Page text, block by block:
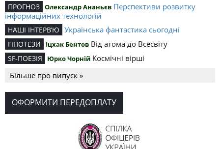
ПРОГНОЗ Олександр Ананьєв Перспективи розвитку
інформаційних технологій
НАШІ ІНТЕРВ’Ю Українська фантастика сьогодні
ГІПОТЕЗИ Іцхак Бентов Від атома до Всесвіту
SF-ПОЕЗІЯ Юрко Чорній Космічні вірші
Більше про випуск »
ОФОРМИТИ ПЕРЕДОПЛАТУ